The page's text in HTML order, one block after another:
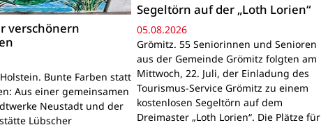
verschönern
Bunte Farben statt
Aus einer gemeinsamen
Neustadt und der
Lübscher
Segeltörn auf der „Loth Lorien“
05.08.2026
Grömitz. 55 Seniorinnen und Senioren
aus der Gemeinde Grömitz folgten am
Mittwoch, 22. Juli, der Einladung des
Tourismus-Service Grömitz zu einem
kostenlosen Segeltörn auf dem
Dreimaster „Loth Lorien“. Die Plätze für